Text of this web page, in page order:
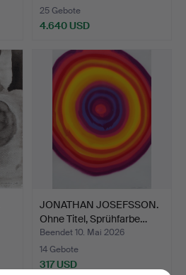
25 Gebote
4.640 USD
JONATHAN JOSEFSSON.
Ohne Titel, Sprühfarbe…
Beendet 10. Mai 2026
14 Gebote
317 USD